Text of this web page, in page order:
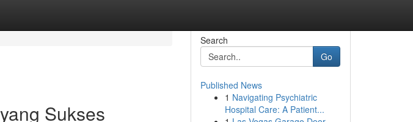
Sukses
Search
Go
Published News
1 Navigating Psychiatric
Hospital Care: A Patient...